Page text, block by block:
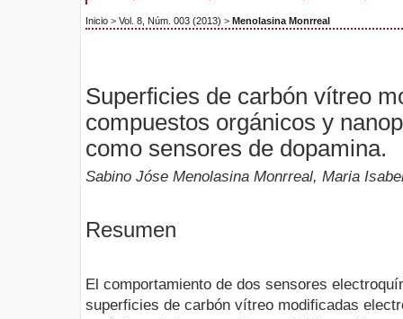
Inicio > Vol. 8, Núm. 003 (2013) > Menolasina Monrreal
Superficies de carbón vítreo
compuestos orgánicos y
como sensores de dopamina.
Sabino Jóse Menolasina Monrreal, Maria
Resumen
El comportamiento de dos sensores
superficies de carbón vítreo modificadas